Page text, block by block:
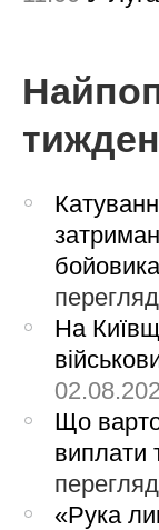
На
Що
виплати
«Рука